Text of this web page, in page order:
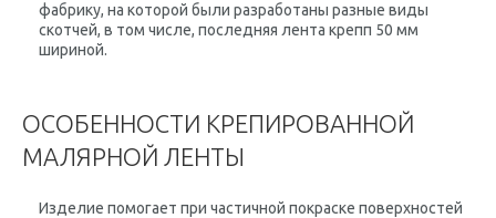
фабрику, на которой были разработаны разные виды
скотчей, в том числе, последняя лента крепп 50 мм
шириной.
ОСОБЕННОСТИ КРЕПИРОВАННОЙ
МАЛЯРНОЙ ЛЕНТЫ
Изделие помогает при частичной покраске поверхностей